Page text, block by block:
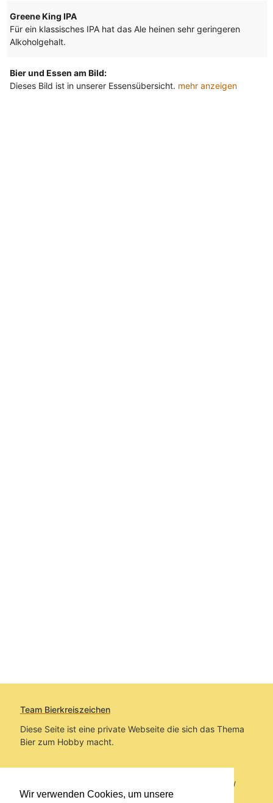
Wir verwenden Cookies, um unsere
Greene King IPA
Für ein klassisches IPA hat das Ale heinen sehr geringeren
Alkoholgehalt.
Bier und Essen am Bild:
Dieses Bild ist in unserer Essensübersicht. mehr anzeigen
Team Bierkreiszeichen
Diese Seite ist eine private Webseite die sich das Thema
Bier zum Hobby macht.
Sie befinden sich auf https://www.bierkreiszeichen.at/